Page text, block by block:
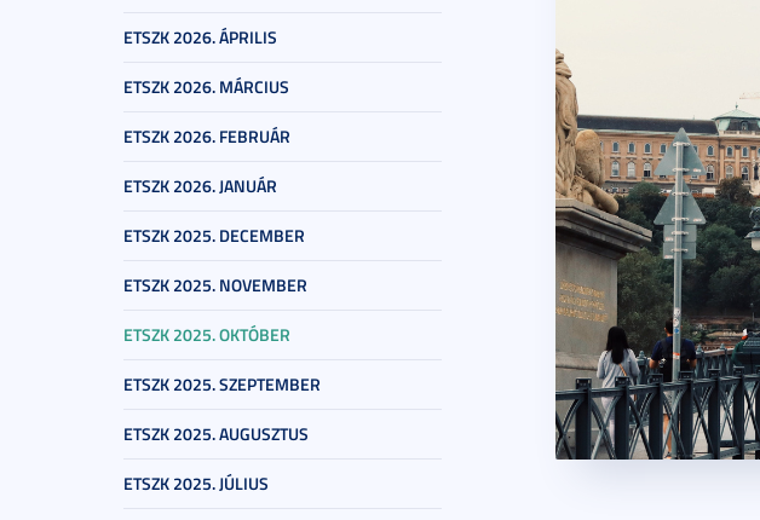
ETSZK 2026. ÁPRILIS
ETSZK 2026. MÁRCIUS
ETSZK 2026. FEBRUÁR
ETSZK 2026. JANUÁR
ETSZK 2025. DECEMBER
ETSZK 2025. NOVEMBER
ETSZK 2025. OKTÓBER
ETSZK 2025. SZEPTEMBER
ETSZK 2025. AUGUSZTUS
ETSZK 2025. JÚLIUS